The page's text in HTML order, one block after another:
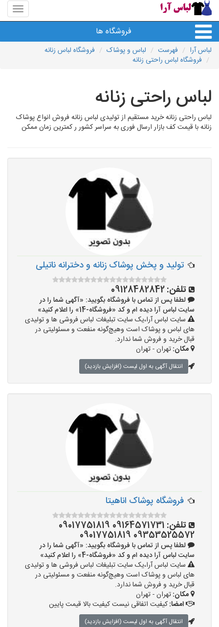
منوی
سایت
آرا
فروشگاه ها
لباس آرا فهرست لباس و پوشاک
فروشگاه لباس زنانه
فروشگاه لباس راحتی زنانه
لباس راحتی زنانه
لباس راحتی زنانه خرید مستقیم از تولیدی لباس زنانه فروش انواع پوشاک
زنانه با قیمت کف بازار ارسال فوری به سراسر کشور ر کمترین زمان ممکن
تولید و پخش پوشاک زنانه و دخترانه ناتیلی
تلفن:09128482842
لطفا پس از تماس با فروشگاه بگویید: «آگهی شما را در
سایت لباس آرا دیده ام و کد «فروشگاه-14» را اعلام کنید»
سایت لباس آرا،یک سایت تبلیغات لباس فروشی ها و تولیدی
های لباس و پوشاک است وهیچ‌گونه منفعت و مسئولیتی در
قبال خرید و فروش شما ندارد.
مکان:تهران - تهران
انتقال آگهی به اول لیست (افزایش بازدید)
فروشگاه پوشاک اناهیتا
تلفن:
09164571731 09017751819
09353525572 09017751819
لطفا پس از تماس با فروشگاه بگویید: «آگهی شما را در
سایت لباس آرا دیده ام و کد «فروشگاه-4» را اعلام کنید»
سایت لباس آرا،یک سایت تبلیغات لباس فروشی ها و تولیدی
های لباس و پوشاک است وهیچ‌گونه منفعت و مسئولیتی در
قبال خرید و فروش شما ندارد.
مکان:تهران - تهران
امضا:کیفیت اتفاقی نیست کیفیت بالا قیمت پایین
انتقال آگهی به اول لیست (افزایش بازدید)